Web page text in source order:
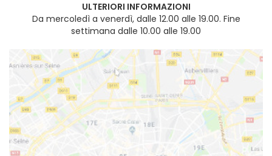
ULTERIORI INFORMAZIONI
Da mercoledì a venerdì, dalle 12.00 alle 19.00. Fine
settimana dalle 10.00 alle 19.00